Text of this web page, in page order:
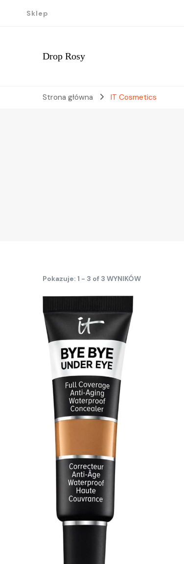
Sklep
Drop Rosy
Strona główna IT Cosmetics
Pokazuje: 1 - 3 of 3 WYNIKÓW